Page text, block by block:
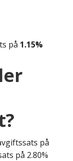
på 1.15%
på
på 2.80%